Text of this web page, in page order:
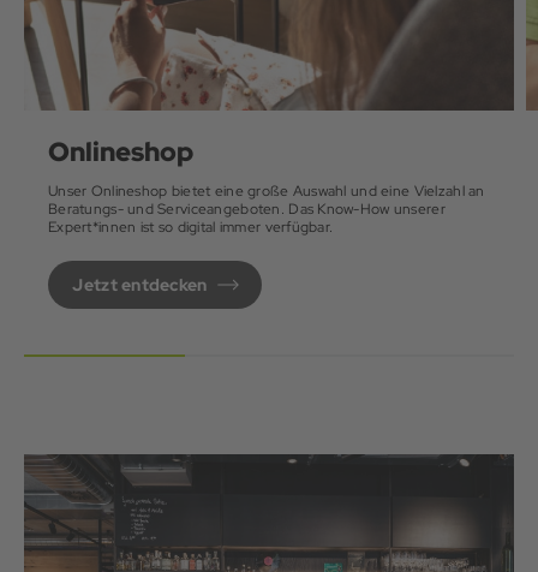
Onlineshop
Unser Onlineshop bietet eine große Auswahl und eine Vielzahl an
Beratungs- und Serviceangeboten. Das Know-How unserer
Expert*innen ist so digital immer verfügbar.
Jetzt entdecken